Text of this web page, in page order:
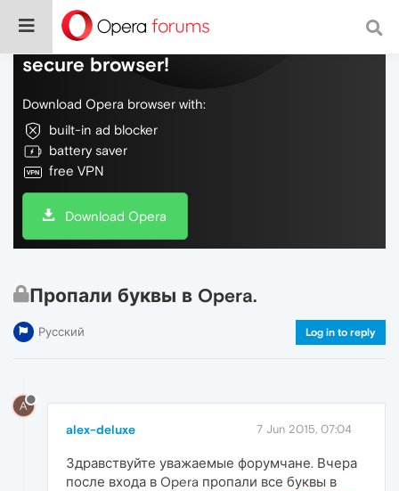
Do more on the web, with a fast and
secure browser!
Download Opera browser with:
built-in ad blocker
battery saver
free VPN
Download Opera
Пропали буквы в Opera.
Русский Log in to reply
A
alex-deluxe 7 Jun 2015, 07:04
Здравствуйте уважаемые форумчане. Вчера
после входа в Opera пропали все буквы в